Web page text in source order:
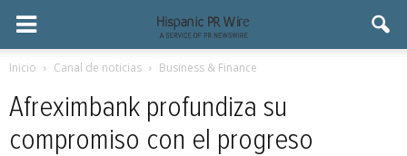
Inicio Canal de noticias Business & Finance
Afreximbank profundiza su
compromiso con el progreso